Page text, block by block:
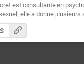
est consultante en
elle a donne plusieurs